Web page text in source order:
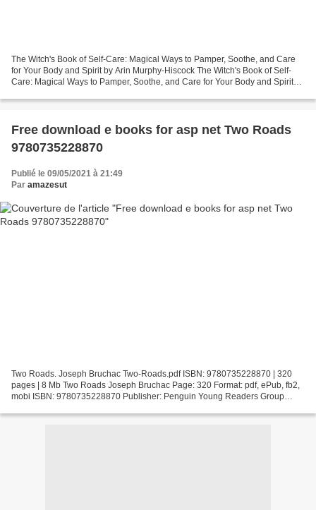
The Witch's Book of Self-Care: Magical Ways to Pamper, Soothe, and Care
for Your Body and Spirit by Arin Murphy-Hiscock The Witch's Book of Self-
Care: Magical Ways to Pamper, Soothe, and Care for Your Body and Spirit
Free download e books for asp net Two Roads
9780735228870
Publié le 09/05/2021 à 21:49
Par amazesut
Two Roads. Joseph Bruchac Two-Roads.pdf ISBN: 9780735228870 | 320
pages | 8 Mb Two Roads Joseph Bruchac Page: 320 Format: pdf, ePub, fb2,
mobi ISBN: 9780735228870 Publisher: Penguin Young Readers Group